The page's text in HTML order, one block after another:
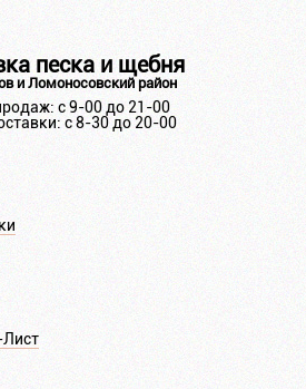
песка и щебня
и Ломоносовский район
с 9-00 до 21-00
с 8-30 до 20-00